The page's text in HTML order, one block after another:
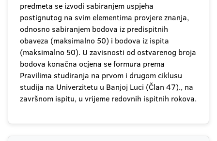
predmeta se izvodi sabiranjem uspjeha
postignutog na svim elementima provjere znanja,
odnosno sabiranjem bodova iz predispitnih
obaveza (maksimalno 50) i bodova iz ispita
(maksimalno 50). U zavisnosti od ostvarenog broja
bodova konačna ocjena se formura prema
Pravilima studiranja na prvom i drugom ciklusu
studija na Univerzitetu u Banjoj Luci (Član 47)., na
završnom ispitu, u vrijeme redovnih ispitnih rokova.